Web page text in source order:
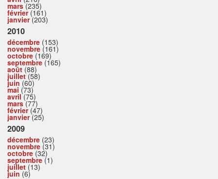
mars(235)
février(161)
janvier(203)
2010
décembre (153)
novembre (161)
octobre (169)
septembre (165)
août (88)
juillet(58)
juin (60)
mai (73)
avril(75)
mars(77)
février(47)
janvier(25)
2009
décembre (23)
novembre (31)
octobre (32)
septembre (1)
juillet (13)
juin (6)